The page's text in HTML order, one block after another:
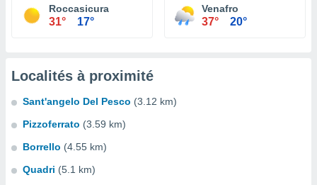
Roccasicura
31° 17°
Venafro
37° 20°
Localités à proximité
Sant'angelo Del Pesco (3.12 km)
Pizzoferrato (3.59 km)
Borrello (4.55 km)
Quadri (5.1 km)